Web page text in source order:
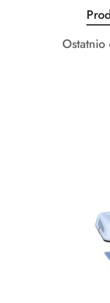
Pomiń
o
Produkty